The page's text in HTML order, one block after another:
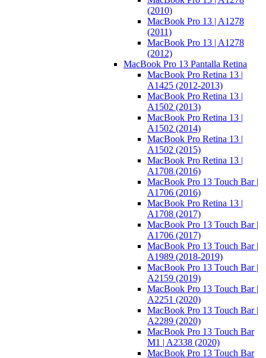
(2010)
MacBook Pro 13 | A1278
(2011)
MacBook Pro 13 | A1278
(2012)
MacBook Pro 13 Pantalla Retina
MacBook Pro Retina 13 |
A1425 (2012-2013)
MacBook Pro Retina 13 |
A1502 (2013)
MacBook Pro Retina 13 |
A1502 (2014)
MacBook Pro Retina 13 |
A1502 (2015)
MacBook Pro Retina 13 |
A1708 (2016)
MacBook Pro 13 Touch Bar |
A1706 (2016)
MacBook Pro Retina 13 |
A1708 (2017)
MacBook Pro 13 Touch Bar |
A1706 (2017)
MacBook Pro 13 Touch Bar |
A1989 (2018-2019)
MacBook Pro 13 Touch Bar |
A2159 (2019)
MacBook Pro 13 Touch Bar |
A2251 (2020)
MacBook Pro 13 Touch Bar |
A2289 (2020)
MacBook Pro 13 Touch Bar
M1 | A2338 (2020)
MacBook Pro 13 Touch Bar